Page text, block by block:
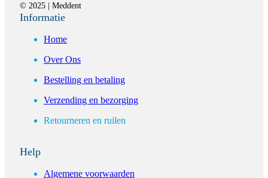
© 2025 | Meddent
Informatie
Home
Over Ons
Bestelling en betaling
Verzending en bezorging
Retourneren en ruilen
Help
Algemene voorwaarden